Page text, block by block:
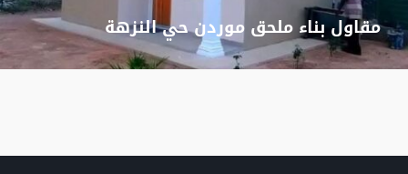
مقاول بناء ملحق موردن حي النزهة